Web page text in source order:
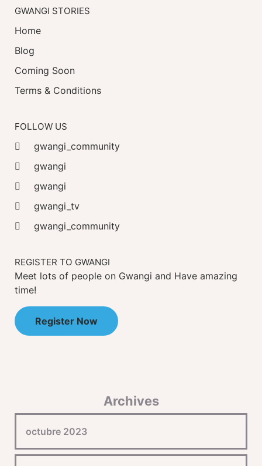
GWANGI STORIES
Home
Blog
Coming Soon
Terms & Conditions
FOLLOW US
gwangi_community
gwangi
gwangi
gwangi_tv
gwangi_community
REGISTER TO GWANGI
Meet lots of people on Gwangi and Have amazing
time!
Register Now
Archives
octubre 2023